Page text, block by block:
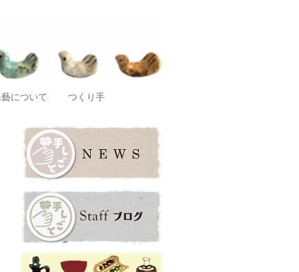
。
藝について つくり手